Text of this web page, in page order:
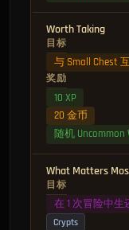
Worth Taking
目标
与 Small Chest
奖励
10 XP
20 金币
随机 Uncommon
What Matters
目标
在 1 次冒险中生
Crypts